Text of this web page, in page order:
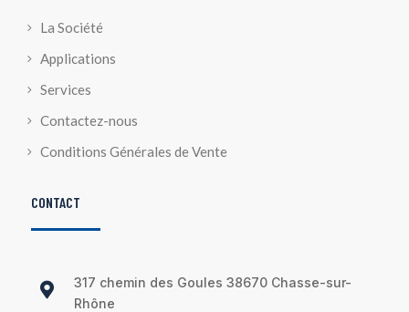
La Société
Applications
Services
Contactez-nous
Conditions Générales de Vente
CONTACT

317 chemin des Goules 38670 Chasse-sur-
Rhône